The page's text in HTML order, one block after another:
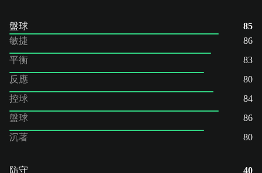
盤球
85
敏捷
86
平衡
83
反應
80
控球
84
盤球
86
沉著
80
防守
40